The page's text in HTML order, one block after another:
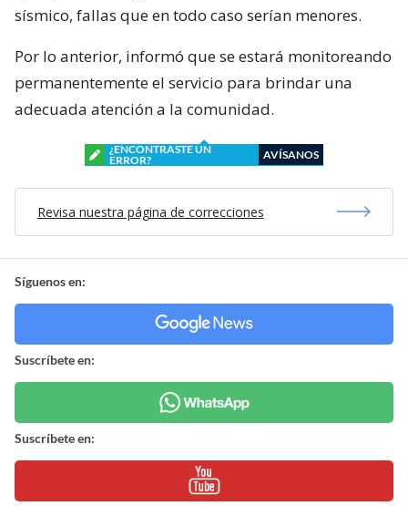
sísmico, fallas que en todo caso serían menores.
Por lo anterior, informó que se estará monitoreando
permanentemente el servicio para brindar una
adecuada atención a la comunidad.
¿ENCONTRASTE UN
ERROR?
AVÍSANOS
Revisa nuestra página de correcciones
Síguenos en:
Suscríbete en:
Suscríbete en: